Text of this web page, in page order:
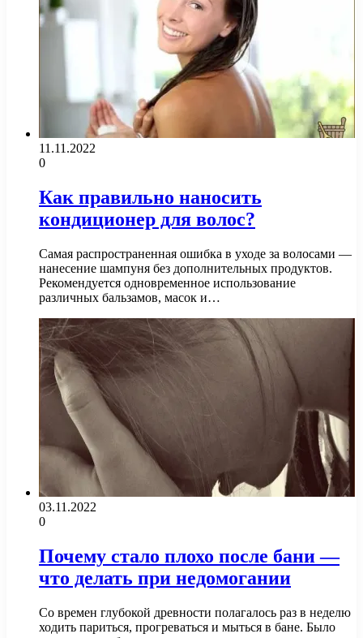
11.11.2022
0
Как правильно наносить
кондиционер для волос?
Самая распространенная ошибка в уходе за волосами —
нанесение шампуня без дополнительных продуктов.
Рекомендуется одновременное использование
различных бальзамов, масок и…
03.11.2022
0
Почему стало плохо после бани —
что делать при недомогании
Со времен глубокой древности полагалось раз в неделю
ходить париться, прогреваться и мыться в бане. Было